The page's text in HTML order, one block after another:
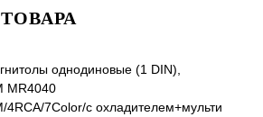
однодиновые (1 DIN),
MR4040
4RCA/7Color/с охладителем+мульти